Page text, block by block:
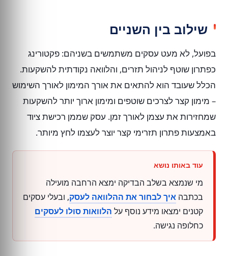
שילוב בין השניים
בפועל, לא מעט עסקים משתמשים בשניהם: פקטורינג
כפתרון שוטף לניהול תזרים, והלוואה נקודתית להשקעות.
הכלל שעובד הוא להתאים את אורך המימון לאורך השימוש
– מימון קצר לצרכים שוטפים ומימון ארוך יותר להשקעות
שמחזירות את עצמן לאורך זמן. עסק שממן רכישת ציוד
באמצעות פתרון תזרימי קצר יוצר לעצמו לחץ מיותר.
מי שנמצא בשלב הבדיקה ימצא הרחבה מועילה
בכתבה איך לבחור את ההלוואה לעסק, ובעלי עסקים
קטנים ימצאו מידע נוסף על הלוואות סולו לעסקים
כחלופה נגישה.